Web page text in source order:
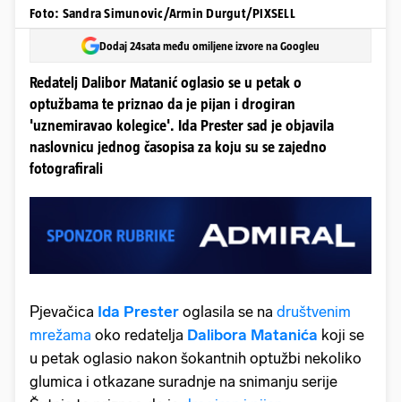
Foto: Sandra Simunovic/Armin Durgut/PIXSELL
Dodaj 24sata među omiljene izvore na Googleu
Redatelj Dalibor Matanić oglasio se u petak o
optužbama te priznao da je pijan i drogiran
'uznemiravao kolegice'. Ida Prester sad je objavila
naslovnicu jednog časopisa za koju su se zajedno
fotografirali
Pjevačica Ida Prester oglasila se na društvenim
mrežama oko redatelja Dalibora Matanića koji se
u petak oglasio nakon šokantnih optužbi nekoliko
glumica i otkazane suradnje na snimanju serije